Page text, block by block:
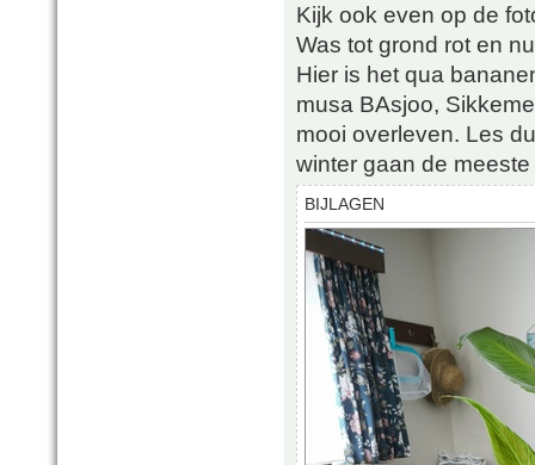
Kijk ook even op de
Was tot grond rot en
Hier is het qua
musa BAsjoo,
mooi overleven. Les
winter gaan de
BIJLAGEN